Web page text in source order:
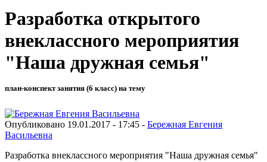
Разработка открытого
внеклассного мероприятия
"Наша дружная семья"
план-конспект занятия (6 класс) на тему
Опубликовано 19.01.2017 - 17:45 - Бережная Евгения
Васильевна
Разработка внеклассного мероприятия "Наша дружная семья"